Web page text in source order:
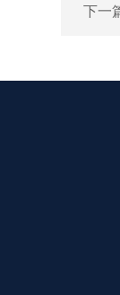
下一